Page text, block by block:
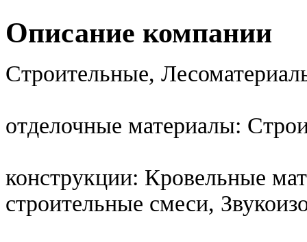
Описание компании
Строительные,
отделочные материалы:
конструкции: Кровельные
строительные смеси,